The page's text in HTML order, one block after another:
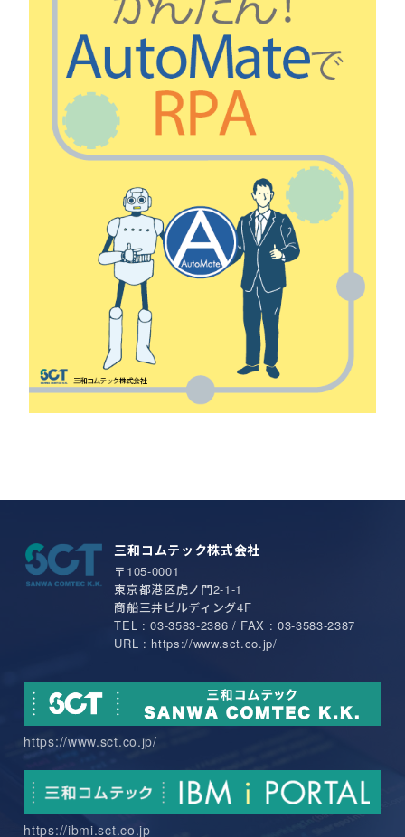
三和コムテック株式会社
〒105-0001
東京都港区虎ノ門2-1-1
商船三井ビルディング4F
TEL : 03-3583-2386 / FAX : 03-3583-2387
URL : https://www.sct.co.jp/
https://www.sct.co.jp/
https://ibmi.sct.co.jp